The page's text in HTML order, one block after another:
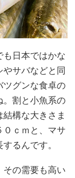
も日本ではかな
やサバなどと同
ツグンな食卓の
。割と小魚系の
構な大きさま
０ｃｍと、マサ
るんです。
その需要も高い